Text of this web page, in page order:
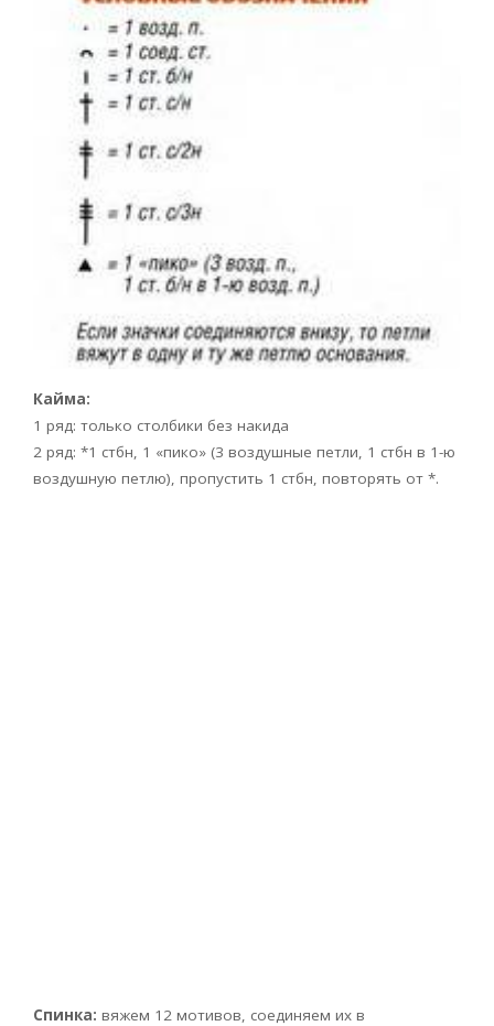
Кайма:
1 ряд: только столбики без накида
2 ряд: *1 стбн, 1 «пико» (3 воздушные петли, 1 стбн в 1-ю
воздушную петлю), пропустить 1 стбн, повторять от *.
Спинка: вяжем 12 мотивов, соединяем их в